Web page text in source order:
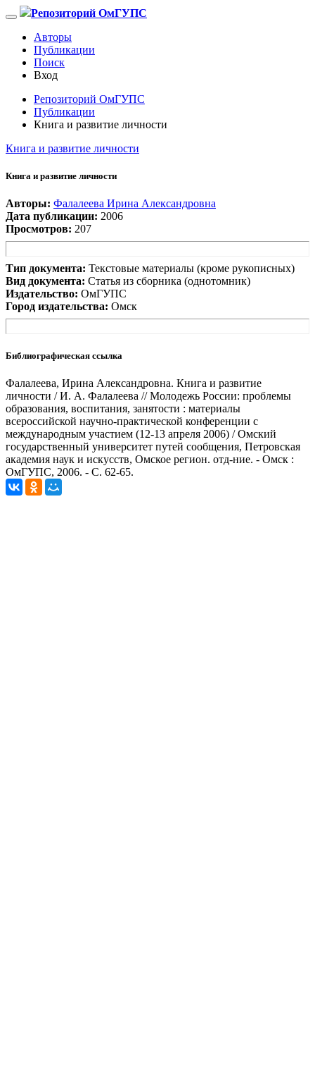
Репозиторий ОмГУПС
Авторы
Публикации
Поиск
Вход
Репозиторий ОмГУПС
Публикации
Книга и развитие личности
Книга и развитие личности
Книга и развитие личности
Авторы: Фалалеева Ирина Александровна
Дата публикации: 2006
Просмотров: 207
Тип документа: Текстовые материалы (кроме рукописных)
Вид документа: Статья из сборника (однотомник)
Издательство: ОмГУПС
Город издательства: Омск
Библиографическая ссылка
Фалалеева, Ирина Александровна. Книга и развитие
личности / И. А. Фалалеева // Молодежь России: проблемы
образования, воспитания, занятости : материалы
всероссийской научно-практической конференции с
международным участием (12-13 апреля 2006) / Омский
государственный университет путей сообщения, Петровская
академия наук и искусств, Омское регион. отд-ние. - Омск :
ОмГУПС, 2006. - С. 62-65.